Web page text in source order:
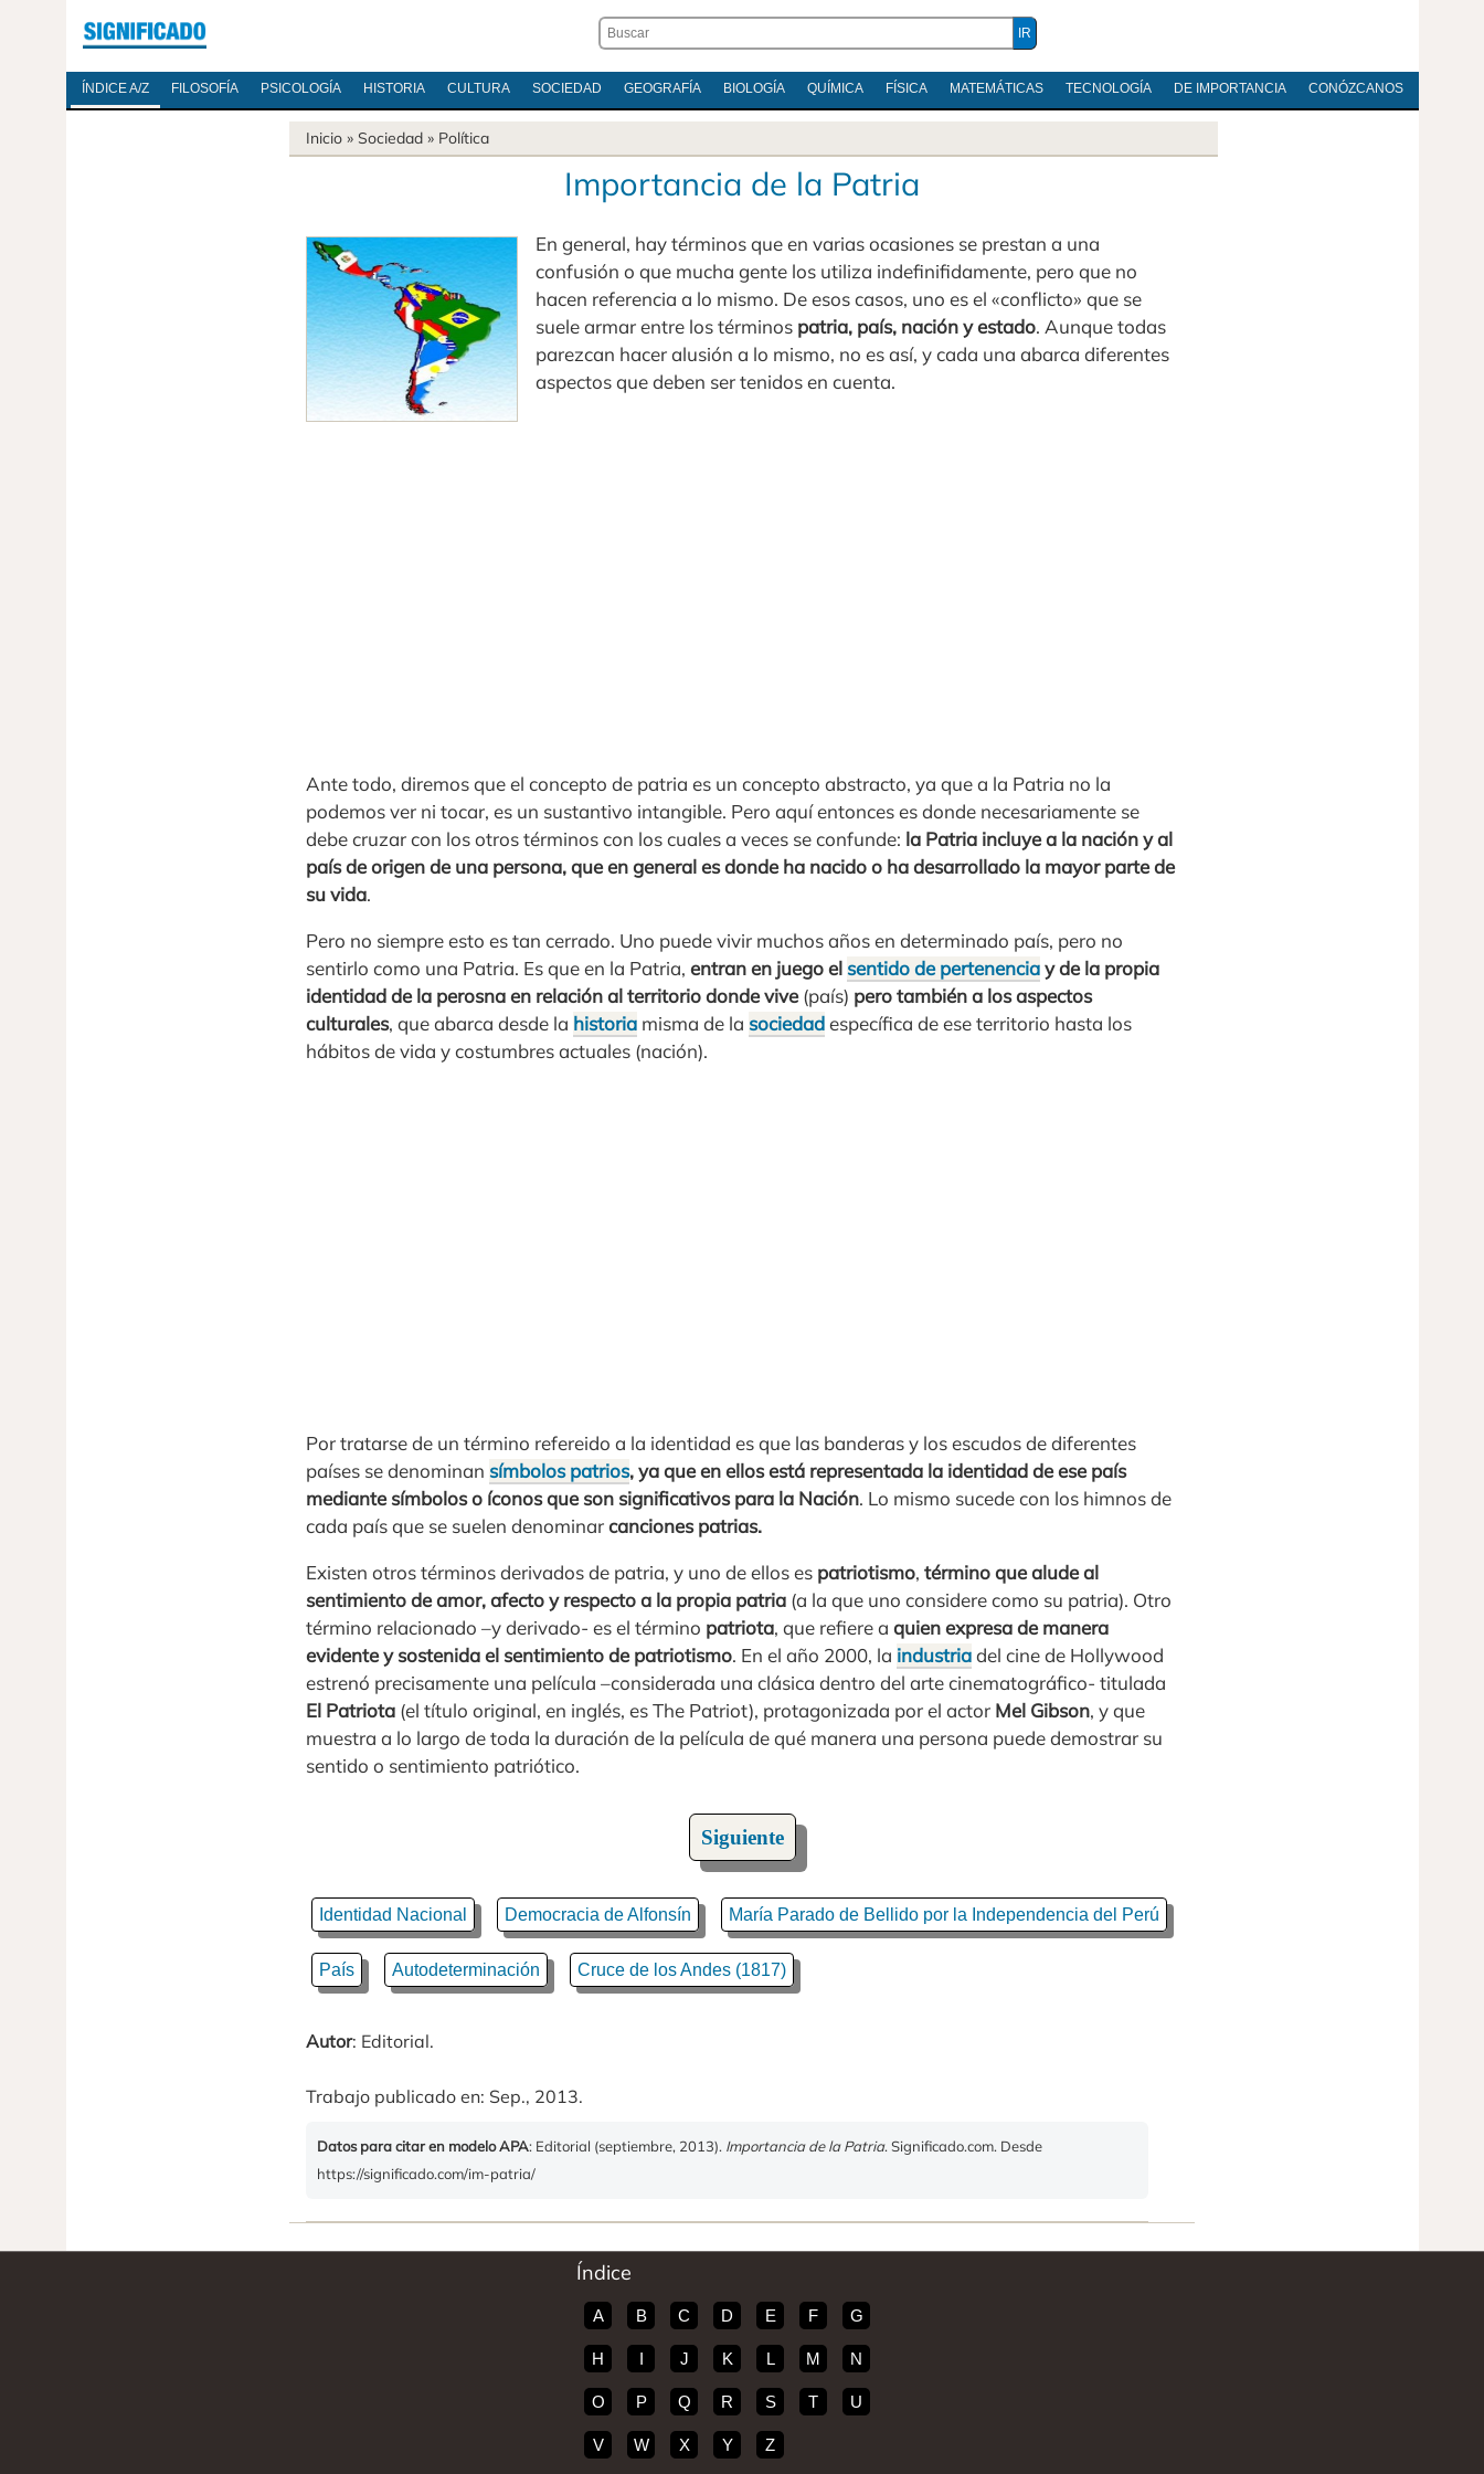
ÍNDICE A/Z FILOSOFÍA PSICOLOGÍA HISTORIA CULTURA SOCIEDAD GEOGRAFÍA BIOLOGÍA QUÍMICA FÍSICA MATEMÁTICAS TECNOLOGÍA DE IMPORTANCIA CONÓZCANOS
Inicio » Sociedad » Política
Importancia de la Patria
En general, hay términos que en varias ocasiones se prestan a una
confusión o que mucha gente los utiliza indefinifidamente, pero que no
hacen referencia a lo mismo. De esos casos, uno es el «conflicto» que se
suele armar entre los términos patria, país, nación y estado. Aunque todas
parezcan hacer alusión a lo mismo, no es así, y cada una abarca diferentes
aspectos que deben ser tenidos en cuenta.
Ante todo, diremos que el concepto de patria es un concepto abstracto, ya que a la Patria no la
podemos ver ni tocar, es un sustantivo intangible. Pero aquí entonces es donde necesariamente se
debe cruzar con los otros términos con los cuales a veces se confunde: la Patria incluye a la nación y al
país de origen de una persona, que en general es donde ha nacido o ha desarrollado la mayor parte de
su vida.
Pero no siempre esto es tan cerrado. Uno puede vivir muchos años en determinado país, pero no
sentirlo como una Patria. Es que en la Patria, entran en juego el sentido de pertenenciay de la propia
identidad de la perosna en relación al territorio donde vive(país) pero también a los aspectos
culturales, que abarca desde la historia misma de la sociedadespecífica de ese territorio hasta los
hábitos de vida y costumbres actuales (nación).
Por tratarse de un término refereido a la identidad es que las banderas y los escudos de diferentes
países se denominan símbolos patrios, ya que en ellos está representada la identidad de ese país
mediante símbolos o íconos que son significativos para la Nación. Lo mismo sucede con los himnos de
cada país que se suelen denominarcanciones patrias.
Existen otros términos derivados de patria, y uno de ellos es patriotismo, término que alude al
sentimiento de amor, afecto y respecto a la propia patria (a la que uno considere como su patria). Otro
término relacionado –y derivado- es el término patriota, que refiere a quien expresa de manera
evidente y sostenida el sentimiento de patriotismo. En el año 2000, la industriadel cine de Hollywood
estrenó precisamente una película –considerada una clásica dentro del arte cinematográfico- titulada
El Patriota (el título original, en inglés, es The Patriot), protagonizada por el actor Mel Gibson, y que
muestra a lo largo de toda la duración de la película de qué manera una persona puede demostrar su
sentido o sentimiento patriótico.
Siguiente
Identidad Nacional Democracia de Alfonsín María Parado de Bellido por la Independencia del Perú
País Autodeterminación Cruce de los Andes (1817)
Autor: Editorial.
Trabajo publicado en: Sep., 2013.
Datos para citar en modelo APA: Editorial (septiembre, 2013). Importancia de la Patria. Significado.com. Desde
https://significado.com/im-patria/
Índice
A B C D E F G
H I J K L M N
O P Q R S T U
V W X Y Z